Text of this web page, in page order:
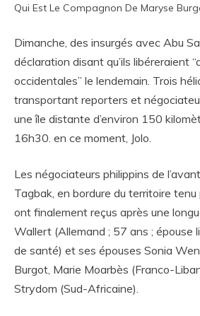
Qui Est Le Compagnon De Maryse
Dimanche, des insurgés avec Abu
déclaration disant qu’ils libéreraient
occidentales” le lendemain. Trois
transportant reporters et
une île distante d’environ 150
16h30. en ce moment, Jolo.
Les négociateurs philippins de
Tagbak, en bordure du territoire tenu
ont finalement reçus après une
Wallert (Allemand ; 57 ans ; épouse
de santé) et ses épouses Sonia
Burgot, Marie Moarbès (Franco-
Strydom (Sud-Africaine).